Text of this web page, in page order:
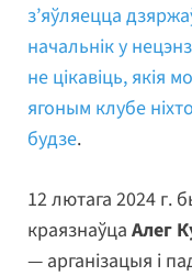
з’яўляецца
начальнік у
не цікавіць, якія
ягоным клубе
будзе.
12 лютага 2024 г.
краязнаўца Алег
— арганізацыя і